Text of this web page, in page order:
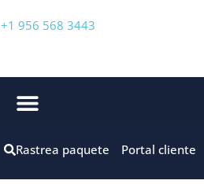
+1 956 568 3443
Portal cliente
Rastrea paquete